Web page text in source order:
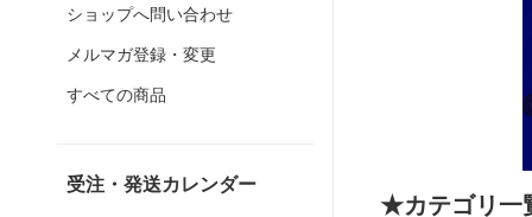
ショップへ問い合わせ
メルマガ登録・変更
すべての商品
受注・発送カレンダー
★カテゴリ一